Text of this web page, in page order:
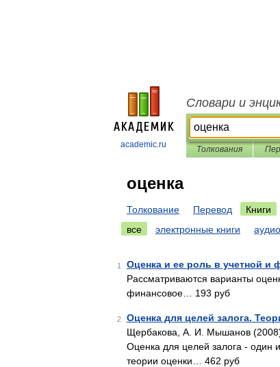
academic.ru
Словари и
Толкования
оценка
Толкование Перевод
Книги
все
электронные книги
1 Оценка и ее роль в учетной и
Рассматриваются варианты
финансовое… 193 руб
2 Оценка для целей залога.
Щербакова, А. И. Мышанов
Оценка для целей залога - один
теории оценки… 462 руб